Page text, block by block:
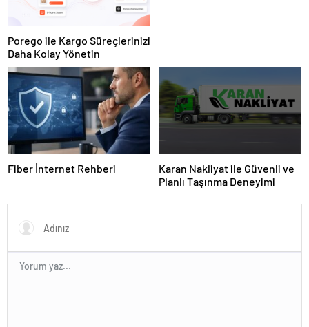
Porego ile Kargo Süreçlerinizi
Daha Kolay Yönetin
Fiber İnternet Rehberi
Karan Nakliyat ile Güvenli ve
Planlı Taşınma Deneyimi